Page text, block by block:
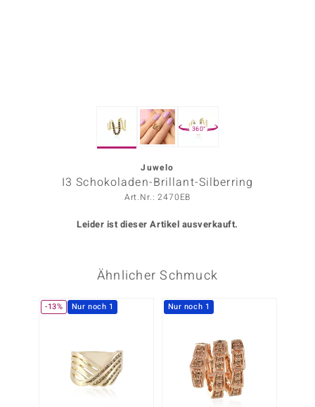
360°
Juwelo
I3 Schokoladen-Brillant-Silberring
Art.Nr.: 2470EB
Leider ist dieser Artikel ausverkauft.
Ähnlicher Schmuck
-13% Nur noch 1 Nur noch 1